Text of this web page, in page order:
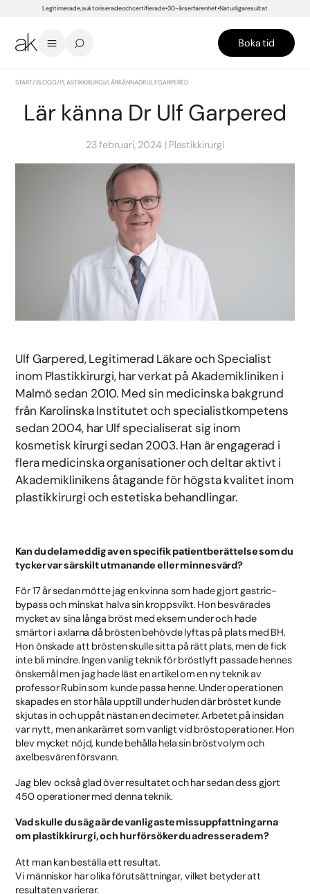
Legitimerade, auktoriserade och certifierade 30-års erfarenhet Naturliga resultat
Boka tid
START/BLOGG/PLASTIKKIRURGI/LÄR KÄNNA DR ULF GARPERED
Lär känna Dr Ulf Garpered
23 februari, 2024 Plastikkirurgi
Ulf Garpered, Legitimerad Läkare och Specialist
inom Plastikkirurgi, har verkat på Akademikliniken i
Malmö sedan 2010. Med sin medicinska bakgrund
från Karolinska Institutet och specialistkompetens
sedan 2004, har Ulf specialiserat sig inom
kosmetisk kirurgi sedan 2003. Han är engagerad i
flera medicinska organisationer och deltar aktivt i
Akademiklinikens åtagande för högsta kvalitet inom
plastikkirurgi och estetiska behandlingar.
Kan du dela med dig av en specifik patientberättelse som du
tycker var särskilt utmanande eller minnesvärd?
För 17 år sedan mötte jag en kvinna som hade gjort gastric-
bypass och minskat halva sin kroppsvikt. Hon besvärades
mycket av sina långa bröst med eksem under och hade
smärtor i axlarna då brösten behövde lyftas på plats med BH.
Hon önskade att brösten skulle sitta på rätt plats, men de fick
inte bli mindre. Ingen vanlig teknik för bröstlyft passade hennes
önskemål men jag hade läst en artikel om en ny teknik av
professor Rubin som kunde passa henne. Under operationen
skapades en stor håla upptill under huden där bröstet kunde
skjutas in och uppåt nästan en decimeter. Arbetet på insidan
var nytt, men ankarärret som vanligt vid bröstoperationer. Hon
blev mycket nöjd, kunde behålla hela sin bröstvolym och
axelbesvären försvann.
Jag blev också glad över resultatet och har sedan dess gjort
450 operationer med denna teknik.
Vad skulle du säga är de vanligaste missuppfattningarna
om plastikkirurgi, och hur försöker du adressera dem?
Att man kan beställa ett resultat.
Vi människor har olika förutsättningar, vilket betyder att
resultaten varierar.